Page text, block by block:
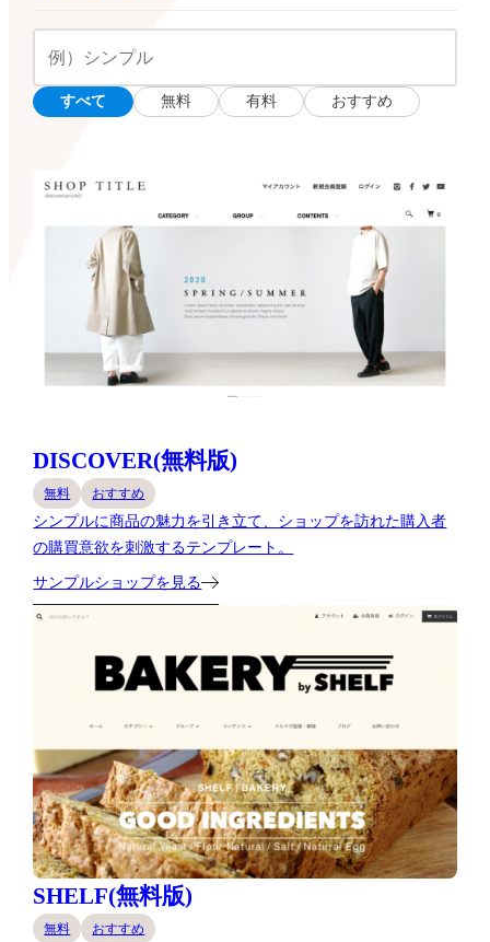
すべて 無料 有料 おすすめ
DISCOVER(無料版)
無料 おすすめ
シンプルに商品の魅力を引き立て、ショップを訪れた購入者
の購買意欲を刺激するテンプレート。
サンプルショップを見る
SHELF(無料版)
無料 おすすめ